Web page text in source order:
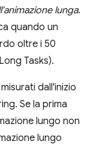
lunga.
quando un
oltre i 50
Tasks).
dall'inizio
Se la prima
lungo non
lungo